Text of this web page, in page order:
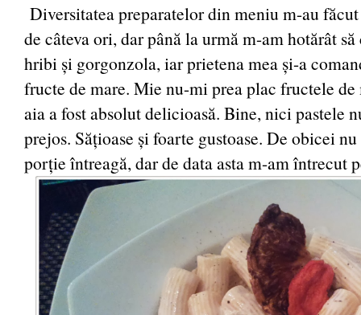
Diversitatea preparatelor din meniu m-au făcut
de câteva ori, dar până la urmă m-am hotărât
hribi și gorgonzola, iar prietena mea și-a
fructe de mare. Mie nu-mi prea plac fructele de
aia a fost absolut delicioasă. Bine, nici pastele
prejos. Sățioase și foarte gustoase. De obicei
porție întreagă, dar de data asta m-am întrecut